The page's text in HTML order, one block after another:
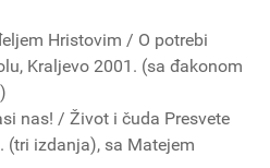
Hristovim / O potrebi
Kraljevo 2001. (sa đakonom
nas! / Život i čuda Presvete
(tri izdanja), sa Matejem